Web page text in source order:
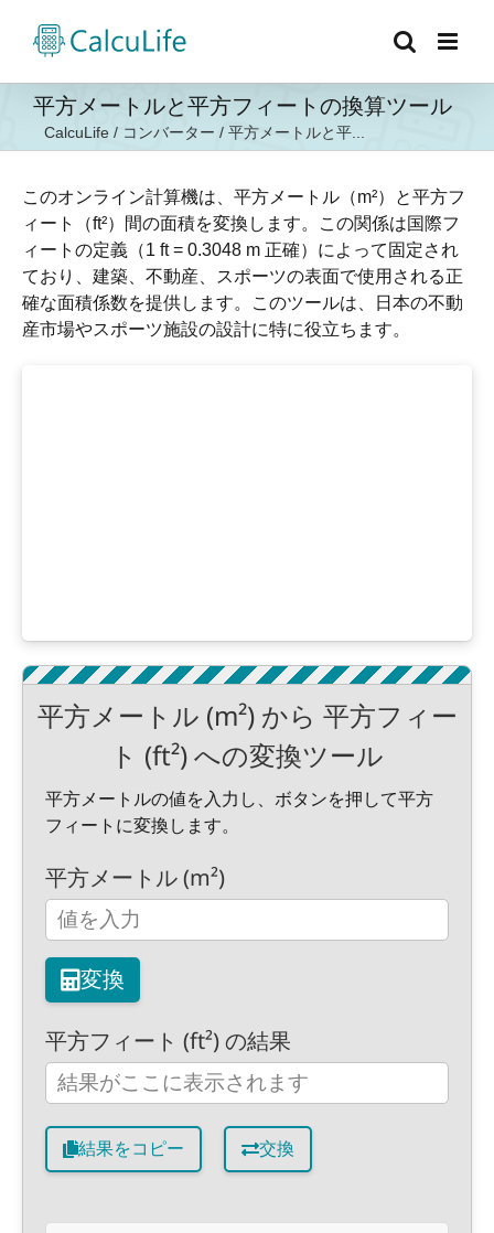
平方メートルと平方フィートの換算ツール
CalcuLife / コンバーター / 平方メートルと平...
このオンライン計算機は、平方メートル（m²）と平方フ
ィート（ft²）間の面積を変換します。この関係は国際フ
ィートの定義（1 ft = 0.3048 m 正確）によって固定され
ており、建築、不動産、スポーツの表面で使用される正
確な面積係数を提供します。このツールは、日本の不動
産市場やスポーツ施設の設計に特に役立ちます。
平方メートル (m²) から 平方フィー
ト (ft²) への変換ツール
平方メートルの値を入力し、ボタンを押して平方
フィートに変換します。
平方メートル (m²)
変換
平方フィート (ft²) の結果
結果をコピー 交換